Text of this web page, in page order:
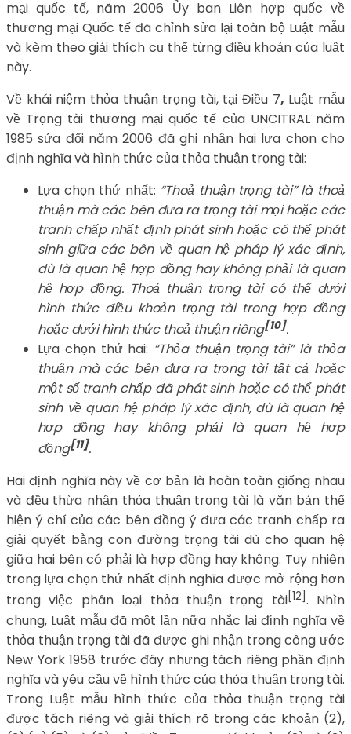
mại quốc tế, năm 2006 Ủy ban Liên hợp quốc về
thương mại Quốc tế đã chỉnh sửa lại toàn bộ Luật mẫu
và kèm theo giải thích cụ thể từng điều khoản của luật
này.
Về khái niệm thỏa thuận trọng tài, tại Điều 7, Luật mẫu
về Trọng tài thương mại quốc tế của UNCITRAL năm
1985 sửa đổi năm 2006 đã ghi nhận hai lựa chọn cho
định nghĩa và hình thức của thỏa thuận trọng tài:
Lựa chọn thứ nhất: “Thoả thuận trọng tài” là thoả
thuận mà các bên đưa ra trọng tài mọi hoặc các
tranh chấp nhất định phát sinh hoặc có thể phát
sinh giữa các bên về quan hệ pháp lý xác định,
dù là quan hệ hợp đồng hay không phải là quan
hệ hợp đồng. Thoả thuận trọng tài có thể dưới
hình thức điều khoản trọng tài trong hợp đồng
hoặc dưới hình thức thoả thuận riêng[10].
Lựa chọn thứ hai: “Thỏa thuận trọng tài” là thỏa
thuận mà các bên đưa ra trọng tài tất cả hoặc
một số tranh chấp đã phát sinh hoặc có thể phát
sinh về quan hệ pháp lý xác định, dù là quan hệ
hợp đồng hay không phải là quan hệ hợp
đồng[11].
Hai định nghĩa này về cơ bản là hoàn toàn giống nhau
và đều thừa nhận thỏa thuận trọng tài là văn bản thể
hiện ý chí của các bên đồng ý đưa các tranh chấp ra
giải quyết bằng con đường trọng tài dù cho quan hệ
giữa hai bên có phải là hợp đồng hay không. Tuy nhiên
trong lựa chọn thứ nhất định nghĩa được mở rộng hơn
trong việc phân loại thỏa thuận trọng tài[12] . Nhìn
chung, Luật mẫu đã một lần nữa nhắc lại định nghĩa về
thỏa thuận trọng tài đã được ghi nhận trong công ước
New York 1958 trước đây nhưng tách riêng phần định
nghĩa và yêu cầu về hình thức của thỏa thuận trọng tài.
Trong Luật mẫu hình thức của thỏa thuận trọng tài
được tách riêng và giải thích rõ trong các khoản (2),